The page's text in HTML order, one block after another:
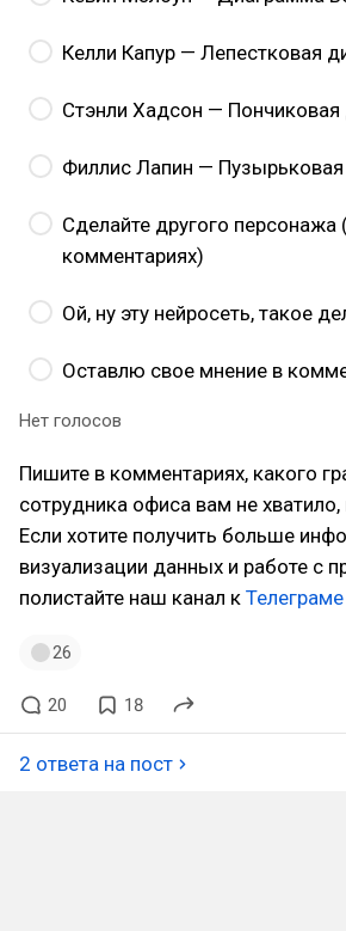
Келли Капур — Лепестковая
Стэнли Хадсон —
Филлис Лапин —
Сделайте другого персонажа
комментариях)
Ой, ну эту нейросеть, такое
Оставлю свое мнение в
Нет голосов
Пишите в комментариях, какого
сотрудника офиса вам не
Если хотите получить больше
визуализации данных и работе с
полистайте наш канал к Телеграме
26
20 18
2 ответа на пост